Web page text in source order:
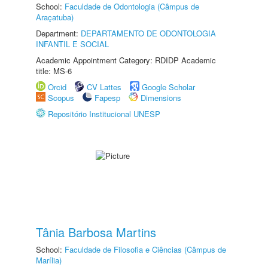
School: Faculdade de Odontologia (Câmpus de
Araçatuba)
Department: DEPARTAMENTO DE ODONTOLOGIA
INFANTIL E SOCIAL
Academic Appointment Category: RDIDP Academic
title: MS-6
Orcid
CV Lattes
Google Scholar
Scopus
Fapesp
Dimensions
Repositório Institucional UNESP
Tânia Barbosa Martins
School: Faculdade de Filosofia e Ciências (Câmpus de
Marília)